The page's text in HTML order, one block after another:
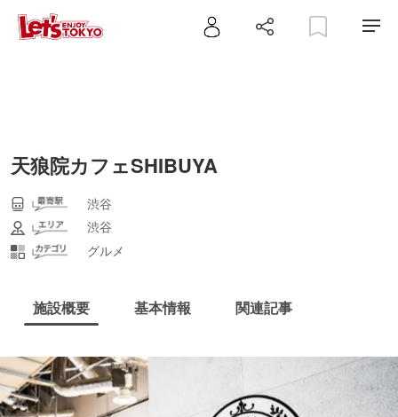
天狼院カフェSHIBUYA
渋谷
渋谷
グルメ
施設概要 基本情報 関連記事